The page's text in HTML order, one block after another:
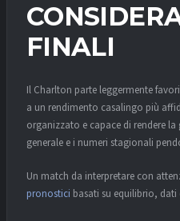
FINALI
Il Charlton parte leggermente
a un rendimento casalingo più
organizzato e capace di rendere
generale e i numeri stagionali
Un match da interpretare con
pronostici basati su equilibrio,